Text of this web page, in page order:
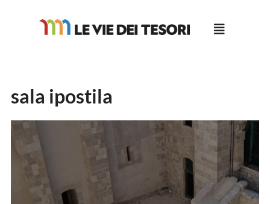
sala ipostila